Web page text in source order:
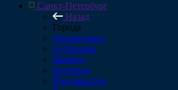
Санкт-Петербург
Назад
Города
Архангельск
Астрахань
Барнаул
Белгород
Владивосток